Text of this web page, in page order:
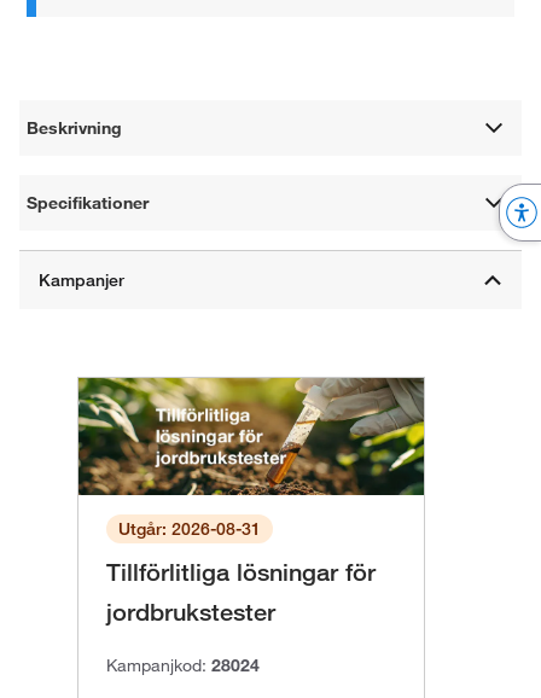
Beskrivning
Specifikationer
Utgår: 2026-08-31
Tillförlitliga lösningar för
jordbrukstester
Kampanjkod: 28024